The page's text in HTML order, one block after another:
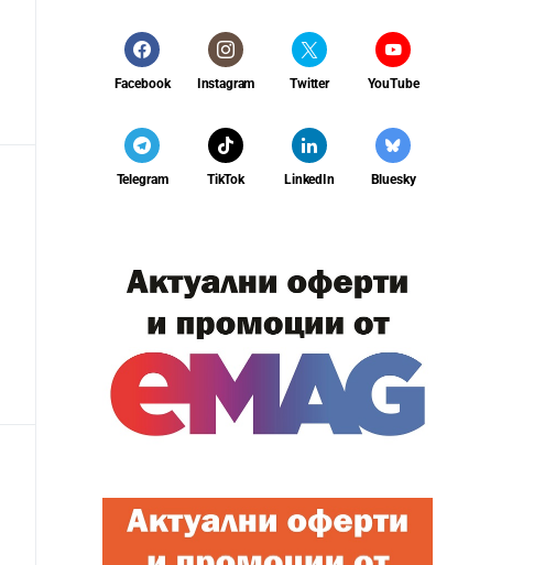
Facebook Instagram Twitter YouTube
Telegram TikTok LinkedIn Bluesky